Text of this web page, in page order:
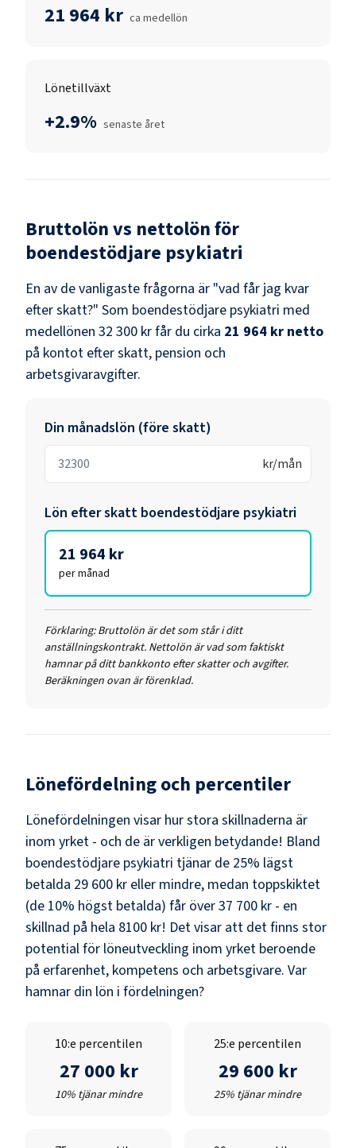
21 964 kr ca medellön
Lönetillväxt
+2.9% senaste året
Bruttolön vs nettolön för
boendestödjare psykiatri
En av de vanligaste frågorna är "vad får jag kvar
efter skatt?" Som boendestödjare psykiatri med
medellönen 32 300 krfår du cirka 21 964 kr netto
på kontot efter skatt, pension och
arbetsgivaravgifter.
Din månadslön (före skatt)
kr/mån
Lön efter skatt boendestödjare psykiatri
21 964 kr
per månad
Förklaring: Bruttolön är det som står i ditt
anställningskontrakt. Nettolön är vad som faktiskt
hamnar på ditt bankkonto efter skatter och avgifter.
Beräkningen ovan är förenklad.
Lönefördelning och percentiler
Lönefördelningen visar hur stora skillnaderna är
inom yrket - och de är verkligen betydande! Bland
boendestödjare psykiatri tjänar de 25% lägst
betalda 29 600 kr eller mindre, medan toppskiktet
(de 10% högst betalda) får över37 700 kr - en
skillnad på hela 8100 kr! Det visar att det finns stor
potential för löneutveckling inom yrket beroende
på erfarenhet, kompetens och arbetsgivare. Var
hamnar din lön i fördelningen?
10:e percentilen
27 000 kr
10% tjänar mindre
25:e percentilen
29 600 kr
25% tjänar mindre